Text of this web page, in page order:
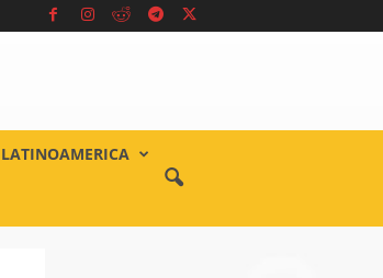
LATINOAMERICA